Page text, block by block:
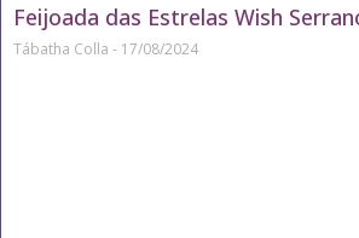
Feijoada das Estrelas Wish
Tábatha Colla 17/08/2024